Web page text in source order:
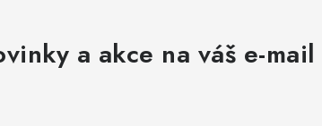
a akce na váš e-mail